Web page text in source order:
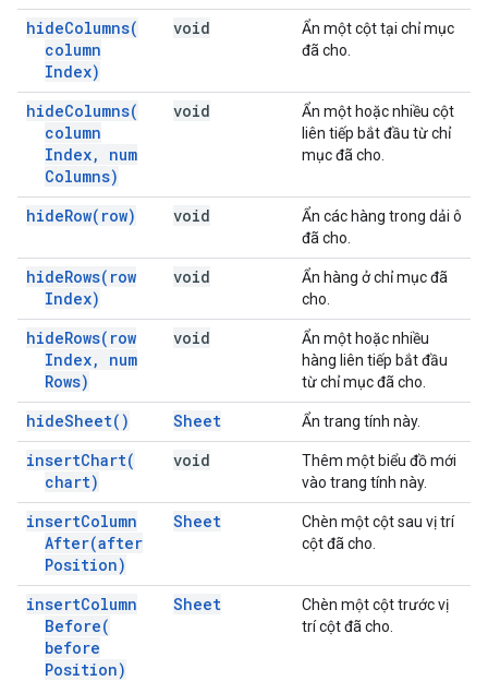
hideColumns(
column
Index)
void
Ẩn một cột tại chỉ mục
đã cho.
hideColumns(
column
Index,
num
Columns)
void
Ẩn một hoặc nhiều cột
liên tiếp bắt đầu từ chỉ
mục đã cho.
hideRow( row) void
Ẩn các hàng trong dải ô
đã cho.
hideRows( row
Index)
void
Ẩn hàng ở chỉ mục đã
cho.
hideRows( row
Index,
num
Rows)
void
Ẩn một hoặc nhiều
hàng liên tiếp bắt đầu
từ chỉ mục đã cho.
hideSheet( ) Sheet Ẩn trang tính này.
insertChart(
chart)
void
Thêm một biểu đồ mới
vào trang tính này.
insertColumn
After(after
Position)
Sheet
Chèn một cột sau vị trí
cột đã cho.
insertColumn
Before(
before
Position)
Sheet
Chèn một cột trước vị
trí cột đã cho.